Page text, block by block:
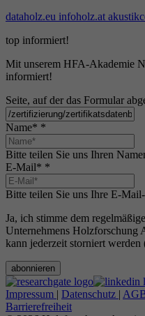
dataholz.eu infoholz.at
top informiert!
Mit unserem HFA-Akademie
informiert!
Seite, auf der das Formular
Name* *
Bitte teilen Sie uns Ihren
E-Mail* *
Bitte teilen Sie uns Ihre E-
Ja, ich stimme dem
Unternehmens Holzforschung
kann jederzeit storniert werden
abonnieren
Impressum | Datenschutz |
Barrierefreiheit